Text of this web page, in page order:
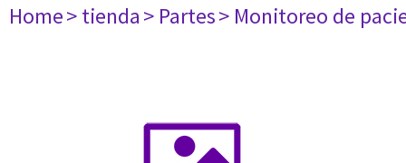
Home> tienda> Partes> Monitoreo de